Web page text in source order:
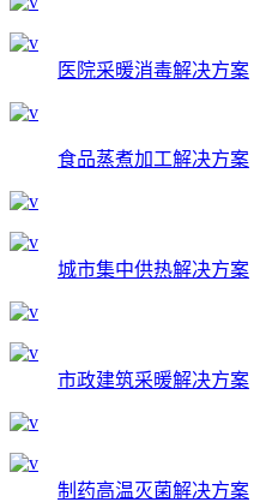
医院采暖消毒解决方案
食品蒸煮加工解决方案
城市集中供热解决方案
市政建筑采暖解决方案
制药高温灭菌解决方案